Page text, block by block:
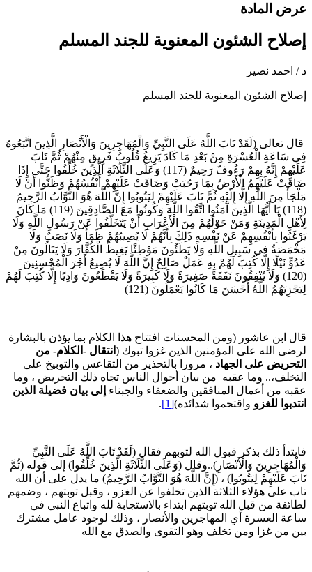
المادة
الشئون المعنوية للجند المسلم
/ احمد نصير
الشئون المعنوية للجند المسلم
تعالى (لَقَدْ تَابَ اللَّهُ عَلَى النَّبِيِّ وَالْمُهَاجِرِينَ وَالْأَنْصَارِ الَّذِينَ اتَّبَعُوهُ
سَاعَةِ الْعُسْرَةِ مِنْ بَعْدِ مَا كَادَ يَزِيغُ قُلُوبُ فَرِيقٍ مِنْهُمْ ثُمَّ تَابَ
عَلَيْهِمْ إِنَّهُ بِهِمْ رَءُوفٌ رَحِيمٌ (117) وَعَلَى الثَّلَاثَةِ الَّذِينَ خُلِّفُوا حَتَّى إِذَا
عَلَيْهِمُ الْأَرْضُ بِمَا رَحُبَتْ وَضَاقَتْ عَلَيْهِمْ أَنْفُسُهُمْ وَظَنُّوا أَنْ لَا
مِنَ اللَّهِ إِلَّا إِلَيْهِ ثُمَّ تَابَ عَلَيْهِمْ لِيَتُوبُوا إِنَّ اللَّهَ هُوَ التَّوَّابُ الرَّحِيمُ
(118) يَا أَيُّهَا الَّذِينَ آَمَنُوا اتَّقُوا اللَّهَ وَكُونُوا مَعَ الصَّادِقِينَ (119) مَا كَانَ
الْمَدِينَةِ وَمَنْ حَوْلَهُمْ مِنَ الْأَعْرَابِ أَنْ يَتَخَلَّفُوا عَنْ رَسُولِ اللَّهِ وَلَا
بِأَنْفُسِهِمْ عَنْ نَفْسِهِ ذَلِكَ بِأَنَّهُمْ لَا يُصِيبُهُمْ ظَمَأٌ وَلَا نَصَبٌ وَلَا
فِي سَبِيلِ اللَّهِ وَلَا يَطَئُونَ مَوْطِئًا يَغِيظُ الْكُفَّارَ وَلَا يَنَالُونَ مِنْ
نَيْلًا إِلَّا كُتِبَ لَهُمْ بِهِ عَمَلٌ صَالِحٌ إِنَّ اللَّهَ لَا يُضِيعُ أَجْرَ الْمُحْسِنِينَ
(120) وَلَا يُنْفِقُونَ نَفَقَةً صَغِيرَةً وَلَا كَبِيرَةً وَلَا يَقْطَعُونَ وَادِيًا إِلَّا كُتِبَ لَهُمْ
اللَّهُ أَحْسَنَ مَا كَانُوا يَعْمَلُونَ (121)
ابن عاشور (ومن المحسنات افتتاح هذا الكلام بما يؤذن بالبشارة
الله على المؤمنين الذين غزوا تبوك (انتقال -الكلام- من
على الجهاد، مرورا بالتحذير من التقاعس والتوبيخ على
وما عقبه من بيان أحوال الناس تجاه ذلك التحريض ، وما
من أعمال المنافقين والضعفاء والجبناءإلى بيان فضيلة الذين
للغزو واقتحموا شدائده)[1]
.
ذلك بذكر قبول الله لتوبهم فقال (لَقَدْ تَابَ اللَّهُ عَلَى النَّبِيِّ
وَالْأَنْصَارِ)..وقال (وَعَلَى الثَّلَاثَةِ الَّذِينَ خُلِّفُوا) إلى قوله (ثُمَّ
عَلَيْهِمْ لِيَتُوبُوا) ، (إِنَّ اللَّهَ هُوَ التَّوَّابُ الرَّحِيمُ) ما يدل على أن الله
على هؤلاء الثلاثة الذين تخلفوا عن الغزو ، وقبل توبتهم ، وضمهم
من قبل الله توبتهم ابتداء بالاستجابة لله واتباع النبي في
العسرة أي المهاجرين والأنصار ، وذلك لوجود عامل مشترك
من غزا ومن تخلف وهو التقوى والصدق مع الله